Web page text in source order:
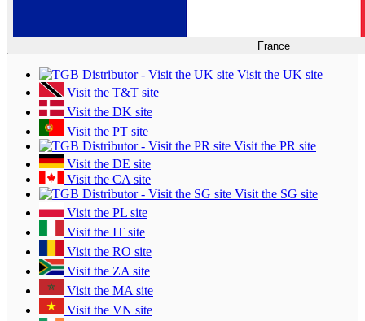
France
Visit the UK site
Visit the T&T site
Visit the DK site
Visit the PT site
Visit the PR site
Visit the DE site
Visit the CA site
Visit the SG site
Visit the PL site
Visit the IT site
Visit the RO site
Visit the ZA site
Visit the MA site
Visit the VN site